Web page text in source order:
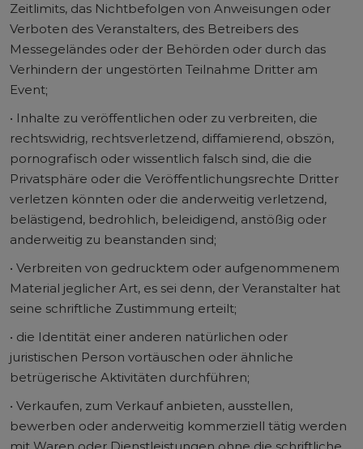
Zeitlimits, das Nichtbefolgen von Anweisungen oder
Verboten des Veranstalters, des Betreibers des
Messegeländes oder der Behörden oder durch das
Verhindern der ungestörten Teilnahme Dritter am
Event;
• Inhalte zu veröffentlichen oder zu verbreiten, die
rechtswidrig, rechtsverletzend, diffamierend, obszön,
pornografisch oder wissentlich falsch sind, die die
Privatsphäre oder die Veröffentlichungsrechte Dritter
verletzen könnten oder die anderweitig verletzend,
belästigend, bedrohlich, beleidigend, anstößig oder
anderweitig zu beanstanden sind;
• Verbreiten von gedrucktem oder aufgenommenem
Material jeglicher Art, es sei denn, der Veranstalter hat
seine schriftliche Zustimmung erteilt;
• die Identität einer anderen natürlichen oder
juristischen Person vortäuschen oder ähnliche
betrügerische Aktivitäten durchführen;
• Verkaufen, zum Verkauf anbieten, ausstellen,
bewerben oder anderweitig kommerziell tätig werden